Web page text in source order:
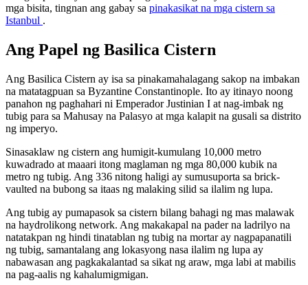
mga bisita, tingnan ang gabay sa pinakasikat na mga cistern sa
Istanbul .
Ang Papel ng Basilica Cistern
Ang Basilica Cistern ay isa sa pinakamahalagang sakop na imbakan
na matatagpuan sa Byzantine Constantinople. Ito ay itinayo noong
panahon ng paghahari ni Emperador Justinian I at nag-imbak ng
tubig para sa Mahusay na Palasyo at mga kalapit na gusali sa distrito
ng imperyo.
Sinasaklaw ng cistern ang humigit-kumulang 10,000 metro
kuwadrado at maaari itong maglaman ng mga 80,000 kubik na
metro ng tubig. Ang 336 nitong haligi ay sumusuporta sa brick-
vaulted na bubong sa itaas ng malaking silid sa ilalim ng lupa.
Ang tubig ay pumapasok sa cistern bilang bahagi ng mas malawak
na haydrolikong network. Ang makakapal na pader na ladrilyo na
natatakpan ng hindi tinatablan ng tubig na mortar ay nagpapanatili
ng tubig, samantalang ang lokasyong nasa ilalim ng lupa ay
nabawasan ang pagkakalantad sa sikat ng araw, mga labi at mabilis
na pag-aalis ng kahalumigmigan.